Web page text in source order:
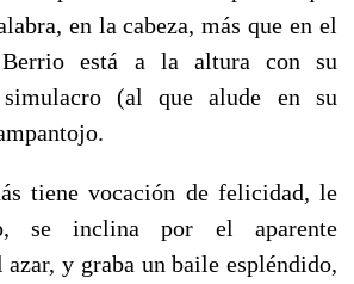
en la cabeza, más que en el
Berrio está a la altura con su
(al que alude en su
tiene vocación de felicidad, le
se inclina por el aparente
y graba un baile espléndido,